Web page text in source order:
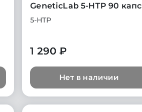
GeneticLab 5-HTP 90 капс
5-HTP
1 290 ₽
Нет в наличии